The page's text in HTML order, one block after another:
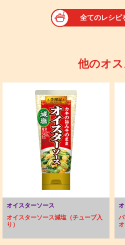
全てのレシピ
他のオス
オイスターソース
オイスターソース減塩（チューブ入
り）